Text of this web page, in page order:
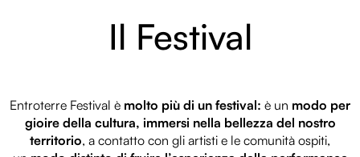
Il Festival
Entroterre Festival è molto più di un festival: è un modo per
gioire della cultura, immersi nella bellezza del nostro
territorio, a contatto con gli artisti e le comunità ospiti,